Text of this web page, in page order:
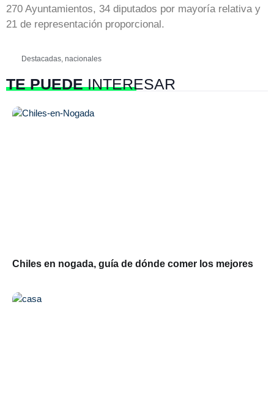
270 Ayuntamientos, 34 diputados por mayoría relativa y
21 de representación proporcional.
Destacadas nacionales
TE PUEDEINTERESAR
Chiles en nogada, guía de dónde comer los mejores